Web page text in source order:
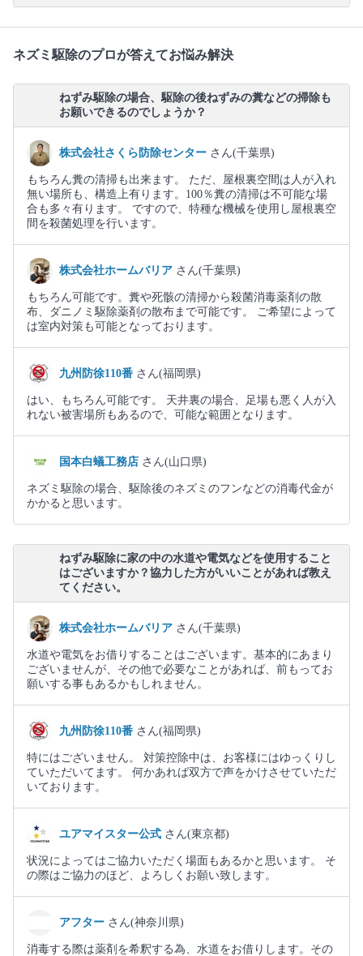
ネズミ駆除のプロが答えてお悩み解決
ねずみ駆除の場合、駆除の後ねずみの糞などの掃除も
お願いできるのでしょうか？
株式会社さくら防除センター さん(千葉県)
もちろん糞の清掃も出来ます。 ただ、屋根裏空間は人が入れ
無い場所も、構造上有ります。100％糞の清掃は不可能な場
合も多々有ります。 ですので、特種な機械を使用し屋根裏空
間を殺菌処理を行います。
株式会社ホームバリア さん(千葉県)
もちろん可能です。糞や死骸の清掃から殺菌消毒薬剤の散
布、ダニノミ駆除薬剤の散布まで可能です。 ご希望によって
は室内対策も可能となっております。
九州防徐110番 さん(福岡県)
はい、もちろん可能です。 天井裏の場合、足場も悪く人が入
れない被害場所もあるので、可能な範囲となります。
国本白蟻工務店 さん(山口県)
ネズミ駆除の場合、駆除後のネズミのフンなどの消毒代金が
かかると思います。
ねずみ駆除に家の中の水道や電気などを使用すること
はございますか？協力した方がいいことがあれば教え
てください。
株式会社ホームバリア さん(千葉県)
水道や電気をお借りすることはございます。基本的にあまり
ございませんが、その他で必要なことがあれば、前もってお
願いする事もあるかもしれません。
九州防徐110番 さん(福岡県)
特にはございません。 対策控除中は、お客様にはゆっくりし
ていただいてます。 何かあれば双方で声をかけさせていただ
いております。
ユアマイスター公式 さん(東京都)
状況によってはご協力いただく場面もあるかと思います。 そ
の際はご協力のほど、よろしくお願い致します。
アフター さん(神奈川県)
消毒する際は薬剤を希釈する為、水道をお借りします。その